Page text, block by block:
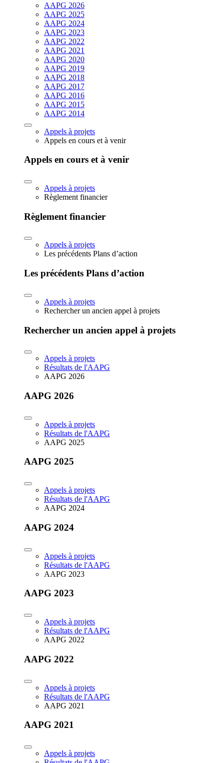
AAPG 2026
AAPG 2025
AAPG 2024
AAPG 2023
AAPG 2022
AAPG 2021
AAPG 2020
AAPG 2019
AAPG 2018
AAPG 2017
AAPG 2016
AAPG 2015
AAPG 2014
Appels à projets
Appels en cours et à venir
Appels en cours et à venir
Appels à projets
Règlement financier
Règlement financier
Appels à projets
Les précédents Plans d’action
Les précédents Plans d’action
Appels à projets
Rechercher un ancien appel à projets
Rechercher un ancien appel à projets
Appels à projets
Résultats de l'AAPG
AAPG 2026
AAPG 2026
Appels à projets
Résultats de l'AAPG
AAPG 2025
AAPG 2025
Appels à projets
Résultats de l'AAPG
AAPG 2024
AAPG 2024
Appels à projets
Résultats de l'AAPG
AAPG 2023
AAPG 2023
Appels à projets
Résultats de l'AAPG
AAPG 2022
AAPG 2022
Appels à projets
Résultats de l'AAPG
AAPG 2021
AAPG 2021
Appels à projets